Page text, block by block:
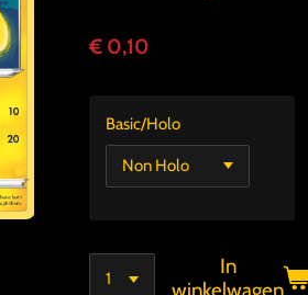
€ 0,10
Basic/Holo
In